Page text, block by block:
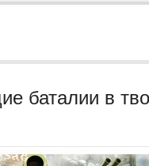
баталии в